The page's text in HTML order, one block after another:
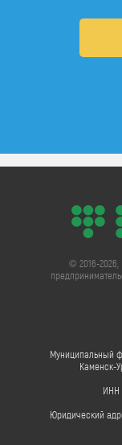
© 2016-
Муниципальный
Каменск-
ИНН
Юридический